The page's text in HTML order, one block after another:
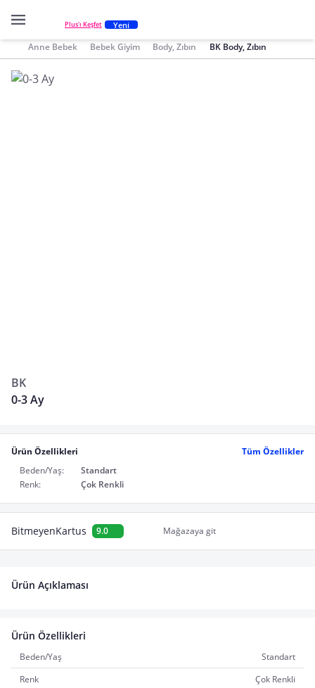
Plus'ı Keşfet Yeni
Anne Bebek Bebek Giyim Body, Zıbın BK Body, Zıbın
BK
0-3 Ay
Ürün Özellikleri
Tüm Özellikler
Beden/Yaş:
Standart
Renk:
Çok Renkli
BitmeyenKartus 9.0 Mağazaya git
Ürün Açıklaması
Ürün Özellikleri
Beden/Yaş
Standart
Renk
Çok Renkli